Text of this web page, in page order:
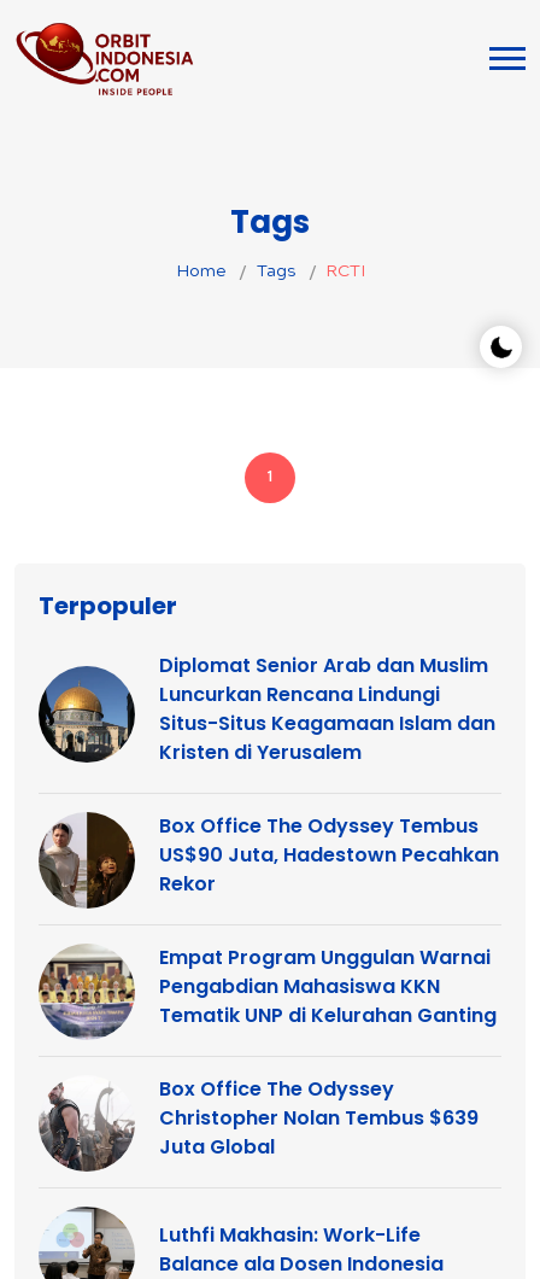
Tags
Home Tags RCTI
1
Terpopuler
Diplomat Senior Arab dan Muslim
Luncurkan Rencana Lindungi
Situs-Situs Keagamaan Islam dan
Kristen di Yerusalem
Box Office The Odyssey Tembus
US$90 Juta, Hadestown Pecahkan
Rekor
Empat Program Unggulan Warnai
Pengabdian Mahasiswa KKN
Tematik UNP di Kelurahan Ganting
Box Office The Odyssey
Christopher Nolan Tembus $639
Juta Global
Luthfi Makhasin: Work-Life
Balance ala Dosen Indonesia